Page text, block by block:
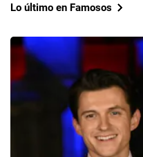
Lo último en Famosos